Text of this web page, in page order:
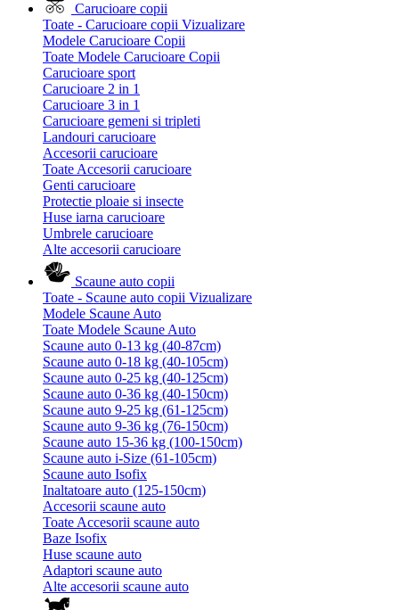
Carucioare copii
Toate - Carucioare copii Vizualizare
Modele Carucioare Copii
Toate Modele Carucioare Copii
Carucioare sport
Carucioare 2 in 1
Carucioare 3 in 1
Carucioare gemeni si tripleti
Landouri carucioare
Accesorii carucioare
Toate Accesorii carucioare
Genti carucioare
Protectie ploaie si insecte
Huse iarna carucioare
Umbrele carucioare
Alte accesorii carucioare
Scaune auto copii
Toate - Scaune auto copii Vizualizare
Modele Scaune Auto
Toate Modele Scaune Auto
Scaune auto 0-13 kg (40-87cm)
Scaune auto 0-18 kg (40-105cm)
Scaune auto 0-25 kg (40-125cm)
Scaune auto 0-36 kg (40-150cm)
Scaune auto 9-25 kg (61-125cm)
Scaune auto 9-36 kg (76-150cm)
Scaune auto 15-36 kg (100-150cm)
Scaune auto i-Size (61-105cm)
Scaune auto Isofix
Inaltatoare auto (125-150cm)
Accesorii scaune auto
Toate Accesorii scaune auto
Baze Isofix
Huse scaune auto
Adaptori scaune auto
Alte accesorii scaune auto